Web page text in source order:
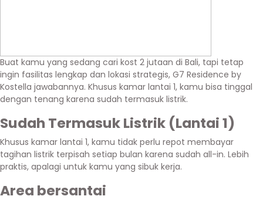
Buat kamu yang sedang cari kost 2 jutaan di Bali, tapi tetap
ingin fasilitas lengkap dan lokasi strategis, G7 Residence by
Kostella jawabannya. Khusus kamar lantai 1, kamu bisa tinggal
dengan tenang karena sudah termasuk listrik.
Sudah Termasuk Listrik (Lantai 1)
Khusus kamar lantai 1, kamu tidak perlu repot membayar
tagihan listrik terpisah setiap bulan karena sudah all-in. Lebih
praktis, apalagi untuk kamu yang sibuk kerja.
Area bersantai